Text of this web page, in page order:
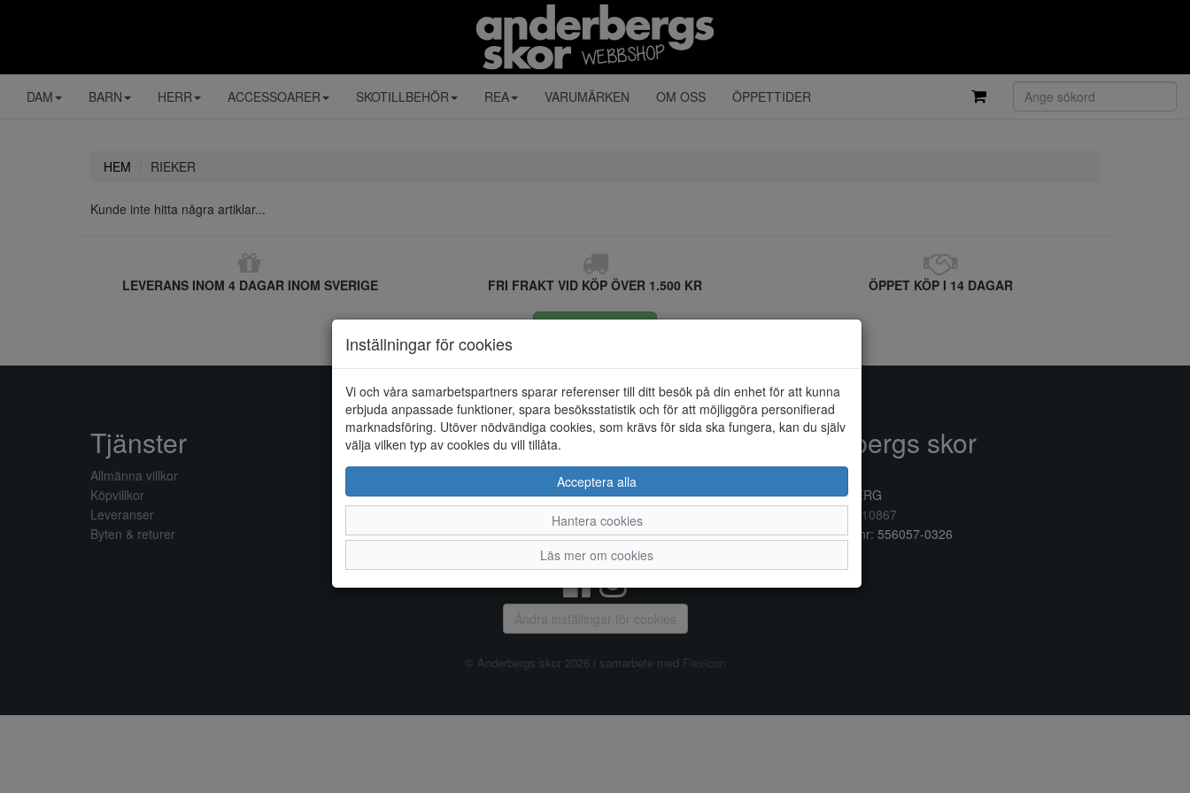
DAM BARN HERR ACCESSOARER SKOTILLBEHÖR REA VARUMÄRKEN OM OSS ÖPPETTIDER
HEM RIEKER
Kunde inte hitta några artiklar...
LEVERANS INOM 4 DAGAR INOM SVERIGE FRI FRAKT VID KÖP ÖVER 1.500 KR ÖPPET KÖP I 14 DAGAR
Inställningar för cookies
Vi och våra samarbetspartners sparar referenser till ditt besök på din enhet för att kunna
erbjuda anpassade funktioner, spara besöksstatistik och för att möjliggöra personifierad
marknadsföring. Utöver nödvändiga cookies, som krävs för sida ska fungera, kan du själv
välja vilken typ av cookies du vill tillåta.
Acceptera alla
Hantera cookies
Läs mer om cookies
Tjänster
Allmänna villkor
Köpvillkor
Leveranser
Byten & returer
Allmänt
Om oss
Öppettider
Anderbergs skor
432 41 VARBERG
0340/10867
Organisationsnr: 556057-0326
Ändra inställingar för cookies
© Anderbergs skor 2026 i samarbete med Flexicon